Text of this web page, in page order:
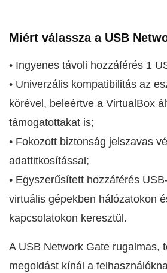
Miért válassza a USB
• Ingyenes távoli hozzáférés 1
• Univerzális kompatibilitás az
körével, beleértve a VirtualBox
támogatottakat is;
• Fokozott biztonság jelszavas
adattitkosítással;
• Egyszerűsített hozzáférés
virtuális gépekben hálózatokon
kapcsolatokon keresztül.
A USB Network Gate rugalmas,
megoldást kínál a